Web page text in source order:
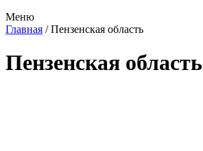
Меню
Главная /Пензенская область
Пензенская область